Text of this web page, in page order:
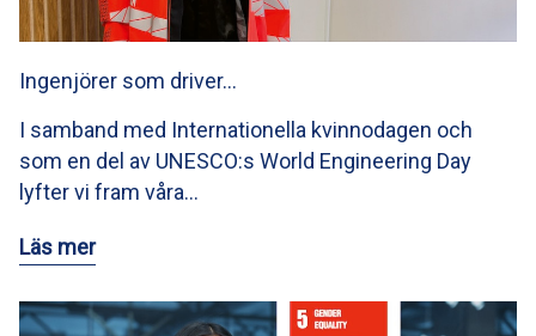
Ingenjörer som driver…
I samband med Internationella kvinnodagen och
som en del av UNESCO:s World Engineering Day
lyfter vi fram våra…
Läs mer